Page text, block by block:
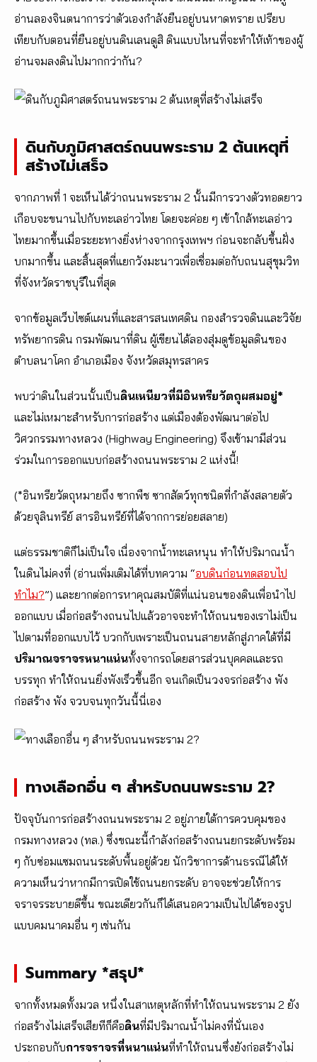
อ่านลองจินตนาการว่าตัวเองกำลังยืนอยู่บนหาดทราย เปรียบ
เทียบกับตอนที่ยืนอยู่บนดินเลนดูสิ ดินแบบไหนที่จะทำให้เท้าของผู้
อ่านจมลงดินไปมากกว่ากัน?
ดินกับภูมิศาสตร์ถนนพระราม 2 ต้นเหตุที่
สร้างไม่เสร็จ
จากภาพที่ 1 จะเห็นได้ว่าถนนพระราม 2 นั้นมีการวางตัวทอดยาว
เกือบจะขนานไปกับทะเลอ่าวไทย โดยจะค่อย ๆ เข้าใกล้ทะเลอ่าว
ไทยมากขึ้นเมื่อระยะทางยิ่งห่างจากกรุงเทพฯ ก่อนจะกลับขึ้นฝั่ง
บกมากขึ้น และสิ้นสุดที่แยกวังมะนาวเพื่อเชื่อมต่อกับถนนสุขุมวิท
ที่จังหวัดราชบุรีในที่สุด
จากข้อมูลเว็บไซต์แผนที่และสารสนเทศดิน กองสำรวจดินและวิจัย
ทรัพยากรดิน กรมพัฒนาที่ดิน ผู้เขียนได้ลองสุ่มดูข้อมูลดินของ
ตำบลนาโคก อำเภอเมือง จังหวัดสมุทรสาคร
พบว่าดินในส่วนนั้นเป็นดินเหนียวที่มีอินทรียวัตถุผสมอยู่*
และไม่เหมาะสำหรับการก่อสร้าง แต่เมืองต้องพัฒนาต่อไป
วิศวกรรมทางหลวง (Highway Engineering) จึงเข้ามามีส่วน
ร่วมในการออกแบบก่อสร้างถนนพระราม 2 แห่งนี้!
(*อินทรียวัตถุหมายถึง ซากพืช ซากสัตว์ทุกชนิดที่กำลังสลายตัว
ด้วยจุลินทรีย์ สารอินทรีย์ที่ได้จากการย่อยสลาย)
แต่ธรรมชาติก็ไม่เป็นใจ เนื่องจากน้ำทะเลหนุน ทำให้ปริมาณน้ำ
ในดินไม่คงที่ (อ่านเพิ่มเติมได้ที่บทความ “อบดินก่อนทดสอบไป
ทำไม?”) และยากต่อการหาคุณสมบัติที่แน่นอนของดินเพื่อนำไป
ออกแบบ เมื่อก่อสร้างถนนไปแล้วอาจจะทำให้ถนนของเราไม่เป็น
ไปตามที่ออกแบบไว้ บวกกับเพราะเป็นถนนสายหลักสู่ภาคใต้ที่มี
ปริมาณจราจรหนาแน่นทั้งจากรถโดยสารส่วนบุคคลและรถ
บรรทุก ทำให้ถนนยิ่งพังเร็วขึ้นอีก จนเกิดเป็นวงจรก่อสร้าง พัง
ก่อสร้าง พัง จวบจนทุกวันนี้นี่เอง
ทางเลือกอื่น ๆ สำหรับถนนพระราม 2?
ปัจจุบันการก่อสร้างถนนพระราม 2 อยู่ภายใต้การควบคุมของ
กรมทางหลวง (ทล.) ซึ่งขณะนี้กำลังก่อสร้างถนนยกระดับพร้อม
ๆ กับซ่อมแซมถนนระดับพื้นอยู่ด้วย นักวิชาการด้านธรณีได้ให้
ความเห็นว่าหากมีการเปิดใช้ถนนยกระดับ อาจจะช่วยให้การ
จราจรระบายดีขึ้น ขณะเดียวกันก็ได้เสนอความเป็นไปได้ของรูป
แบบคมนาคมอื่น ๆ เช่นกัน
Summary *สรุป*
จากทั้งหมดทั้งมวล หนึ่งในสาเหตุหลักที่ทำให้ถนนพระราม 2 ยัง
ก่อสร้างไม่เสร็จเสียทีก็คือดินที่มีปริมาณน้ำไม่คงที่นั่นเอง
ประกอบกับการจราจรที่หนาแน่นที่ทำให้ถนนซึ่งยังก่อสร้างไม่